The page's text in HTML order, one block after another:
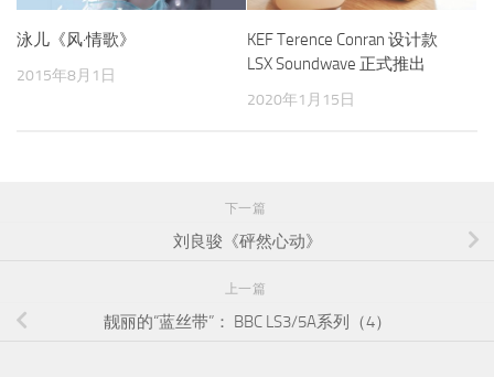
泳儿《风·情歌》
2015年8月1日
KEF Terence Conran 设计款
LSX Soundwave 正式推出
2020年1月15日
下一篇
刘良骏《砰然心动》
上一篇
靓丽的“蓝丝带”： BBC LS3/5A系列（4）